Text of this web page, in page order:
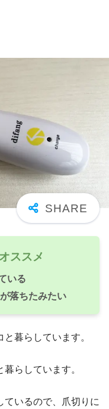
ススメ
いる
落ちたみたい
暮らしています。
らしています。
ているので、爪切りに